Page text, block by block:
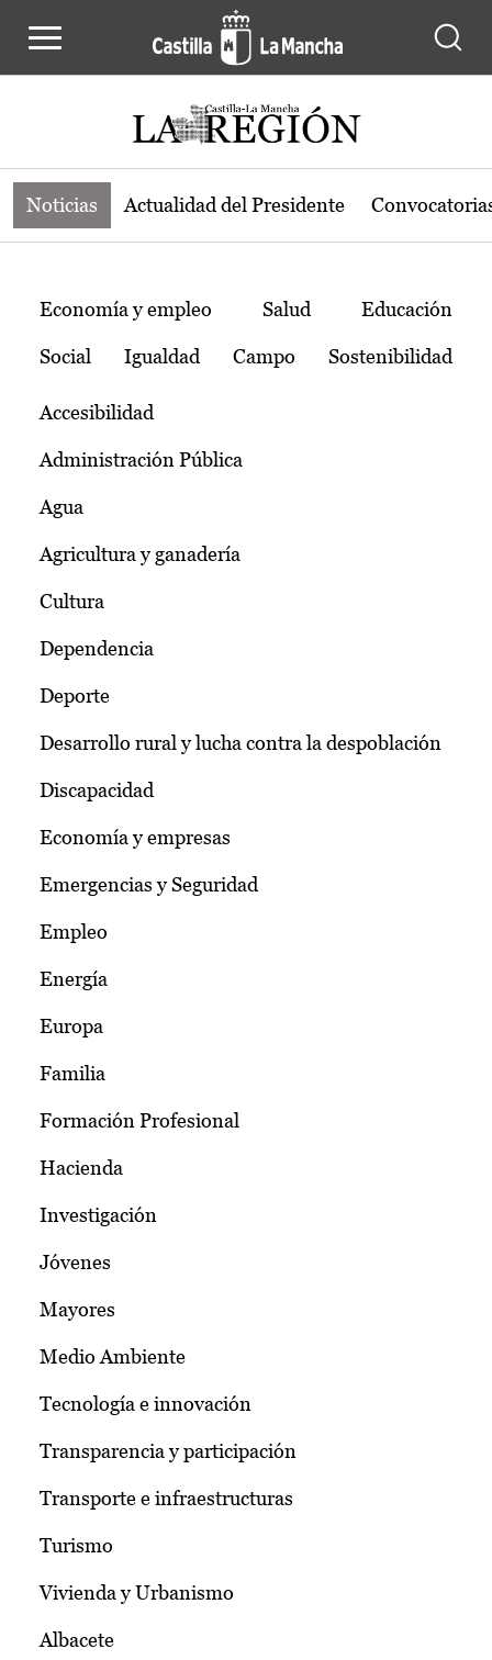
Noticias de la región de Castilla-La
Noticias Actualidad del Presidente
Temas
Economía y empleo Salud Educación
Social Igualdad Campo Sostenibilidad
Accesibilidad
Administración Pública
Agua
Agricultura y ganadería
Cultura
Dependencia
Deporte
Desarrollo rural y lucha contra la despoblación
Discapacidad
Economía y empresas
Emergencias y Seguridad
Empleo
Energía
Europa
Familia
Formación Profesional
Hacienda
Investigación
Jóvenes
Mayores
Medio Ambiente
Tecnología e innovación
Transparencia y participación
Transporte e infraestructuras
Turismo
Vivienda y Urbanismo
Albacete